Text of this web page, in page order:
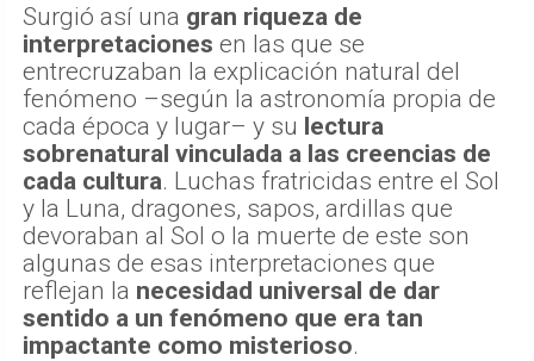
Surgió así una gran riqueza de
interpretaciones en las que se
entrecruzaban la explicación natural del
fenómeno –según la astronomía propia de
cada época y lugar– y su lectura
sobrenatural vinculada a las creencias de
cada cultura. Luchas fratricidas entre el Sol
y la Luna, dragones, sapos, ardillas que
devoraban al Sol o la muerte de este son
algunas de esas interpretaciones que
reflejan la necesidad universal de dar
sentido a un fenómeno que era tan
impactante como misterioso.